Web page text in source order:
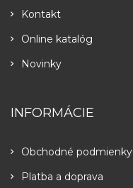
Kontakt
Online katalóg
Novinky
INFORMÁCIE
Obchodné podmienky
Platba a doprava